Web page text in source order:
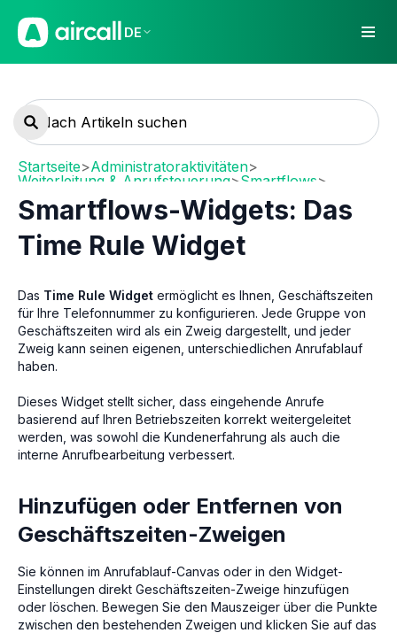
DE
Startseite>Administratoraktivitäten>
Weiterleitung & Anrufsteuerung>Smartflows>
Smartflow-Widgets
Smartflows-Widgets: Das
Time Rule Widget
Das Time Rule Widget ermöglicht es Ihnen, Geschäftszeiten
für Ihre Telefonnummer zu konfigurieren. Jede Gruppe von
Geschäftszeiten wird als ein Zweig dargestellt, und jeder
Zweig kann seinen eigenen, unterschiedlichen Anrufablauf
haben.
Dieses Widget stellt sicher, dass eingehende Anrufe
basierend auf Ihren Betriebszeiten korrekt weitergeleitet
werden, was sowohl die Kundenerfahrung als auch die
interne Anrufbearbeitung verbessert.
Hinzufügen oder Entfernen von
Geschäftszeiten-Zweigen
Sie können im Anrufablauf-Canvas oder in den Widget-
Einstellungen direkt Geschäftszeiten-Zweige hinzufügen
oder löschen. Bewegen Sie den Mauszeiger über die Punkte
zwischen den bestehenden Zweigen und klicken Sie auf das